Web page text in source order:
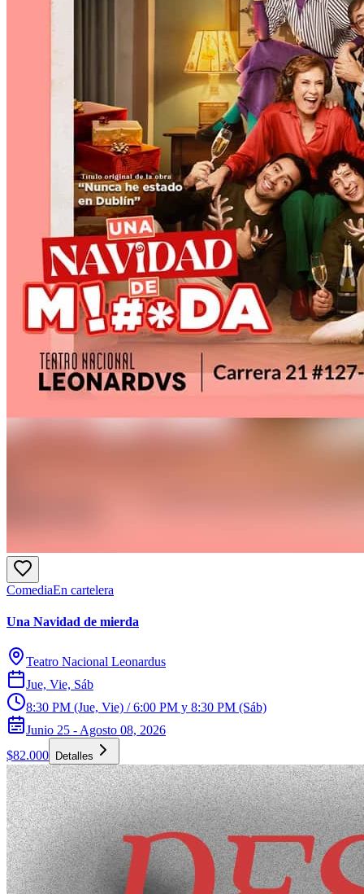
ComediaEn cartelera
Una Navidad de mierda
Teatro Nacional Leonardus
Jue, Vie, Sáb
8:30 PM (Jue, Vie) / 6:00 PM y 8:30 PM (Sáb)
Junio 25 - Agosto 08, 2026
$82.000
Detalles